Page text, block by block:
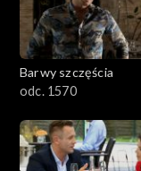
Barwy szczęścia
odc. 1570